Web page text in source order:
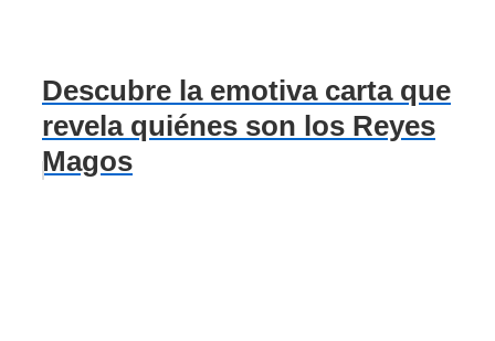
Descubre la emotiva carta que
revela quiénes son los Reyes
Magos